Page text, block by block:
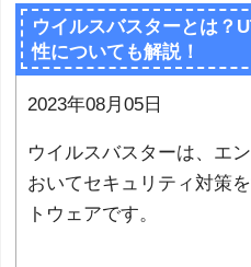
ウイルスバスターとは？
性についても解説！
2023年08月05日
ウイルスバスターは、エ
おいてセキュリティ対策
トウェアです。